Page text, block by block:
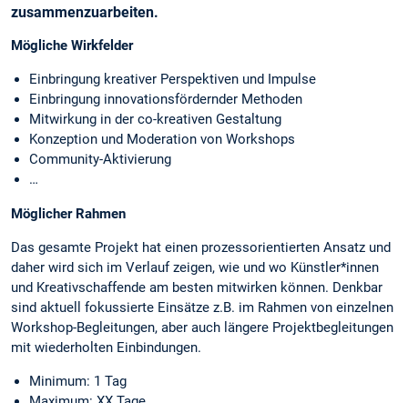
zusammenzuarbeiten.
Mögliche Wirkfelder
Einbringung kreativer Perspektiven und Impulse
Einbringung innovationsfördernder Methoden
Mitwirkung in der co-kreativen Gestaltung
Konzeption und Moderation von Workshops
Community-Aktivierung
…
Möglicher Rahmen
Das gesamte Projekt hat einen prozessorientierten Ansatz und
daher wird sich im Verlauf zeigen, wie und wo Künstler*innen
und Kreativschaffende am besten mitwirken können. Denkbar
sind aktuell fokussierte Einsätze z.B. im Rahmen von einzelnen
Workshop-Begleitungen, aber auch längere Projektbegleitungen
mit wiederholten Einbindungen.
Minimum: 1 Tag